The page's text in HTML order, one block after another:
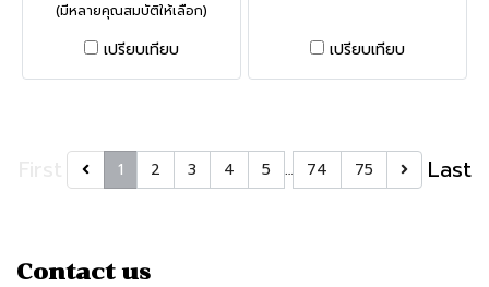
(มีหลายคุณสมบัติให้เลือก)
เปรียบเทียบ เปรียบเทียบ
1 2 3 4 5 … 74 75 Last
Contact us